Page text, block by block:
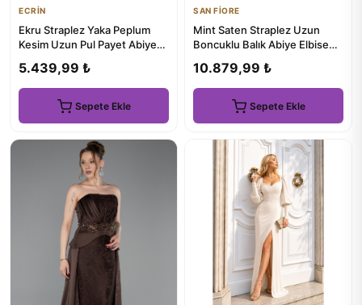
ECRİN
Ekru Straplez Yaka Peplum
Kesim Uzun Pul Payet Abiye
5.439,99 ₺
Sepete Ekle
SAN FİORE
Mint Saten Straplez Uzun
Boncuklu Balık Abiye Elbise
10.879,99 ₺
Sepete Ekle